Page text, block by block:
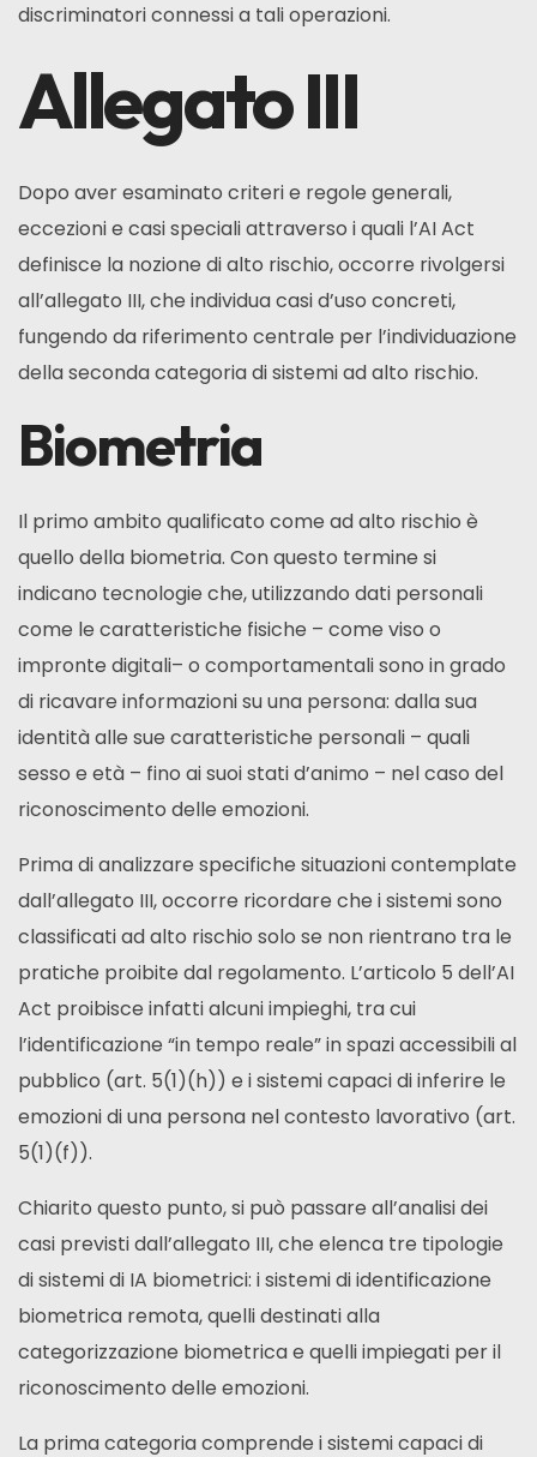
discriminatori connessi a tali operazioni.
Allegato III
Dopo aver esaminato criteri e regole generali,
eccezioni e casi speciali attraverso i quali l’AI Act
definisce la nozione di alto rischio, occorre rivolgersi
all’allegato III, che individua casi d’uso concreti,
fungendo da riferimento centrale per l’individuazione
della seconda categoria di sistemi ad alto rischio.
Biometria
Il primo ambito qualificato come ad alto rischio è
quello della biometria. Con questo termine si
indicano tecnologie che, utilizzando dati personali
come le caratteristiche fisiche – come viso o
impronte digitali– o comportamentali sono in grado
di ricavare informazioni su una persona: dalla sua
identità alle sue caratteristiche personali – quali
sesso e età – fino ai suoi stati d’animo – nel caso del
riconoscimento delle emozioni.
Prima di analizzare specifiche situazioni contemplate
dall’allegato III, occorre ricordare che i sistemi sono
classificati ad alto rischio solo se non rientrano tra le
pratiche proibite dal regolamento. L’articolo 5 dell’AI
Act proibisce infatti alcuni impieghi, tra cui
l’identificazione “in tempo reale” in spazi accessibili al
pubblico (art. 5(1)(h)) e i sistemi capaci di inferire le
emozioni di una persona nel contesto lavorativo (art.
5(1)(f)).
Chiarito questo punto, si può passare all’analisi dei
casi previsti dall’allegato III, che elenca tre tipologie
di sistemi di IA biometrici: i sistemi di identificazione
biometrica remota, quelli destinati alla
categorizzazione biometrica e quelli impiegati per il
riconoscimento delle emozioni.
La prima categoria comprende i sistemi capaci di